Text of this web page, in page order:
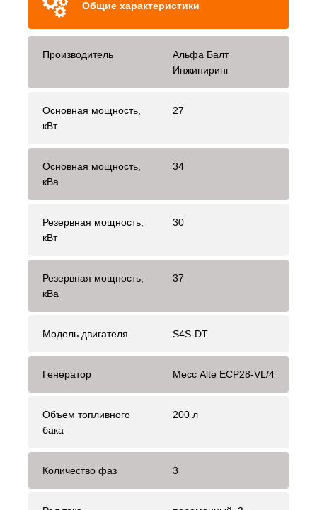
Общие характеристики
Производитель
Альфа Балт
Инжиниринг
Основная мощность,
кВт
27
Основная мощность,
кВа
34
Резервная мощность,
кВт
30
Резервная мощность,
кВа
37
Модель двигателя S4S-DT
Генератор Mecc Alte ЕСР28-VL/4
Объем топливного
бака
200 л
Количество фаз 3